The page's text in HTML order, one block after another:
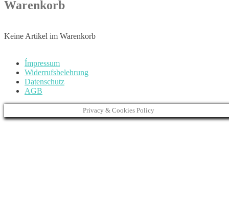
Warenkorb
Keine Artikel im Warenkorb
Ímpressum
Widerrufsbelehrung
Datenschutz
AGB
Privacy & Cookies Policy